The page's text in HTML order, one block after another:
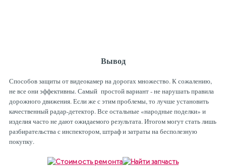
Вывод
Способов защиты от видеокамер на дорогах множество. К сожалению,
не все они эффективны. Самый простой вариант - не нарушать правила
дорожного движения. Если же с этим проблемы, то лучше установить
качественный радар-детектор. Все остальные «народные поделки» и
изделия часто не дают ожидаемого результата. Итогом могут стать лишь
разбирательства с инспектором, штраф и затраты на бесполезную
покупку.